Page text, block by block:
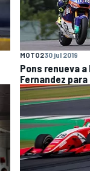
MOTO230 jul 2019
Pons renueva
Fernandez para